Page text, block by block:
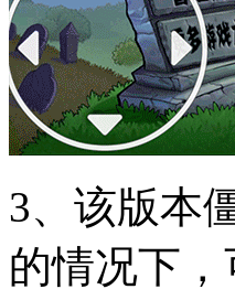
3、该版本
的情况下